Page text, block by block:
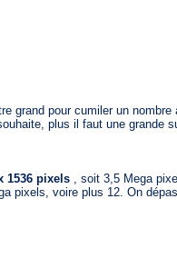
pour cumiler un nombre
plus il faut une grande
1536 pixels , soit 3,5 Mega
pixels, voire plus 12. On